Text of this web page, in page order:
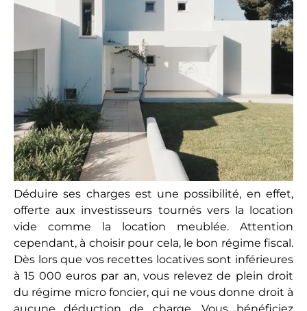
viennent augmenter son imposition (ouTMI,
tranche marginale d’imposition). Cependant, il lui
est possible de gommer son imposition sur un
investissement locatif, en déduisant de
nombreuses charges, ventilées en divers intitulés
sur sa déclaration.
Le système va même plus loin. Lorsque la totalité
des charges excède les recettes locatives, on parle
alors de déficit foncier. L’État autorise alors à
imputer le montant de ce déficit, dans la limite
10 700 € par an durant la durée des travaux (et
durant 2 ans), puis de le reporter ensuite sur les
revenus fonciers. Voyons un peu la liste des
charges qu’il est possible de cumuler.
Les frais d’administration et de gestion
Ils comprennent une ligne qui intéresse beaucoup
les investisseurs qui ne peuvent se charger de leur